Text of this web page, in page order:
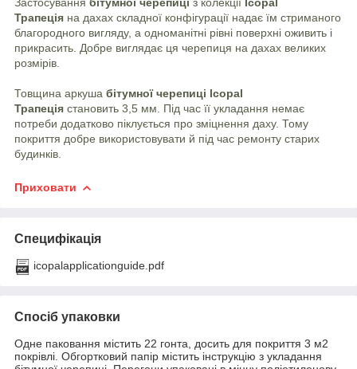
Трапеція на дахах складної конфігурації надає їм стриманого
благородного вигляду, а одноманітні рівні поверхні оживить і
прикрасить. Добре виглядає ця черепиця на дахах великих
розмірів.
Товщина аркуша бітумної черепиці Icopal
Трапеція становить 3,5 мм. Під час її укладання немає
потреби додатково піклується про зміцнення даху. Тому
покриття добре використовувати й під час ремонту старих
будинків.
Приховати
Специфікація
icopalapplicationguide.pdf
Спосіб упаковки
Одне паковання містить 22 гонта, досить для покриття 3 м2
покрівлі. Обгортковий папір містить інструкцію з укладання